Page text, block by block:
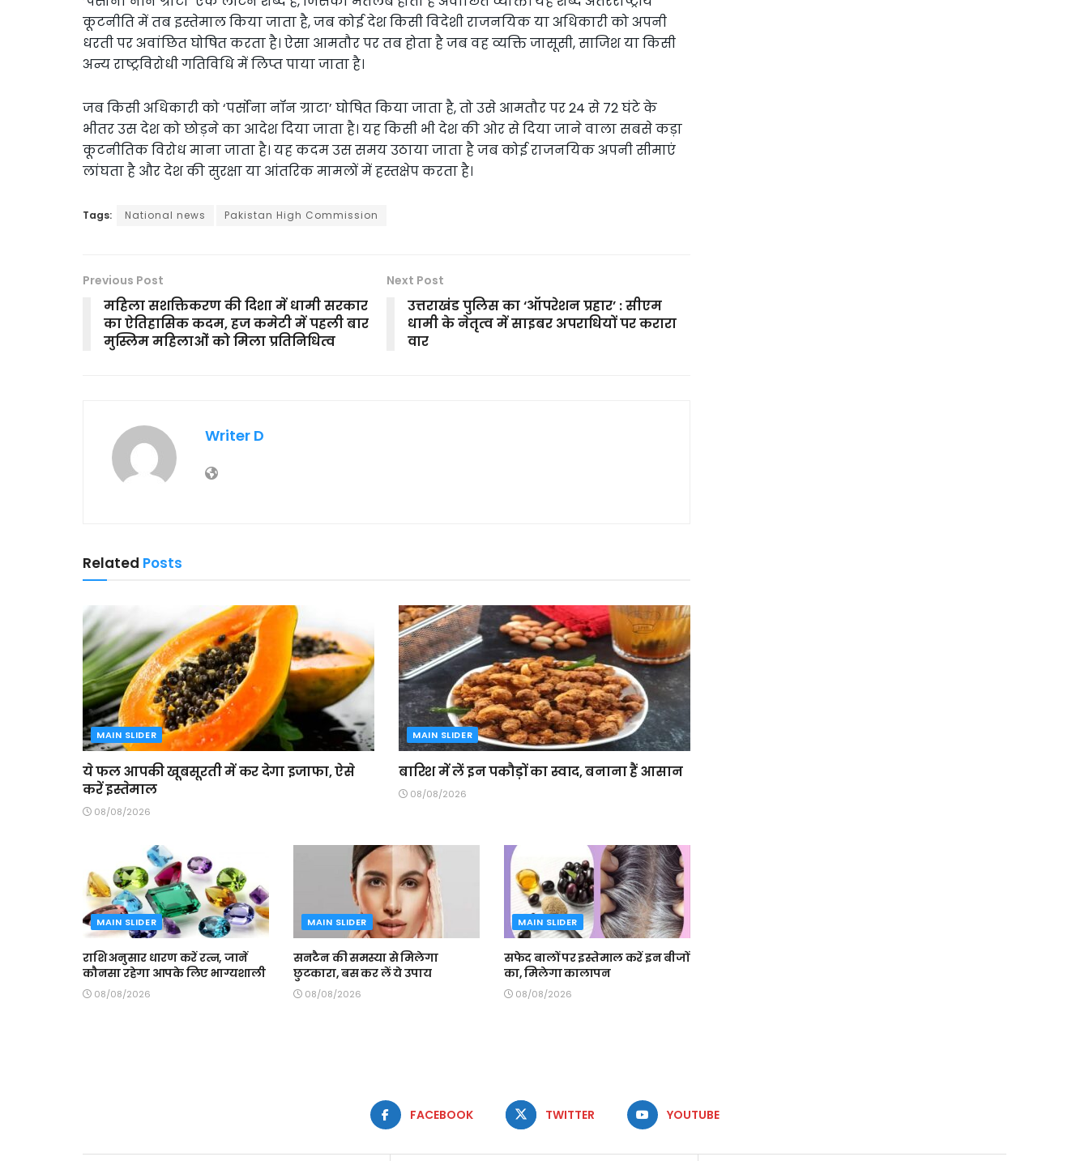
कूटनीति में तब इस्तेमाल किया जाता है, जब कोई देश किसी विदेशी राजनयिक या अधिकारी को अपनी
धरती पर अवांछित घोषित करता है। ऐसा आमतौर पर तब होता है जब वह व्यक्ति जासूसी, साजिश या किसी
अन्य राष्ट्रविरोधी गतिविधि में लिप्त पाया जाता है।
जब किसी अधिकारी को ‘पर्सोना नॉन ग्राटा’ घोषित किया जाता है, तो उसे आमतौर पर 24 से 72 घंटे के
भीतर उस देश को छोड़ने का आदेश दिया जाता है। यह किसी भी देश की ओर से दिया जाने वाला सबसे कड़ा
कूटनीतिक विरोध माना जाता है। यह कदम उस समय उठाया जाता है जब कोई राजनयिक अपनी सीमाएं
लांघता है और देश की सुरक्षा या आंतरिक मामलों में हस्तक्षेप करता है।
Tags: National news Pakistan High Commission
Previous Post
महिला सशक्तिकरण की दिशा में धामी सरकार
का ऐतिहासिक कदम, हज कमेटी में पहली बार
मुस्लिम महिलाओं को मिला प्रतिनिधित्व
Next Post
उत्तराखंड पुलिस का ‘ऑपरेशन प्रहार’ : सीएम
धामी के नेतृत्व में साइबर अपराधियों पर करारा
वार
Writer D
Related Posts
MAIN SLIDER
ये फल आपकी खूबसूरती में कर देगा इजाफा, ऐसे
करें इस्तेमाल
08/08/2026
MAIN SLIDER
बारिश में लें इन पकौड़ों का स्वाद, बनाना हैं आसान
08/08/2026
MAIN SLIDER
राशि अनुसार धारण करें रत्न, जानें
कौनसा रहेगा आपके लिए भाग्यशाली
08/08/2026
MAIN SLIDER
सनटैन की समस्या से मिलेगा
छुटकारा, बस कर लें ये उपाय
08/08/2026
MAIN SLIDER
सफेद बालों पर इस्तेमाल करें इन बीजों
का, मिलेगा कालापन
08/08/2026
FACEBOOK TWITTER YOUTUBE